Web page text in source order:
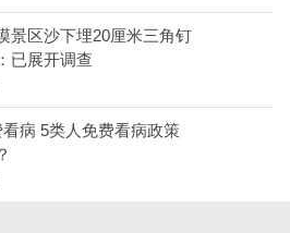
景区沙下埋20厘米三角钉
已展开调查
病 5类人免费看病政策